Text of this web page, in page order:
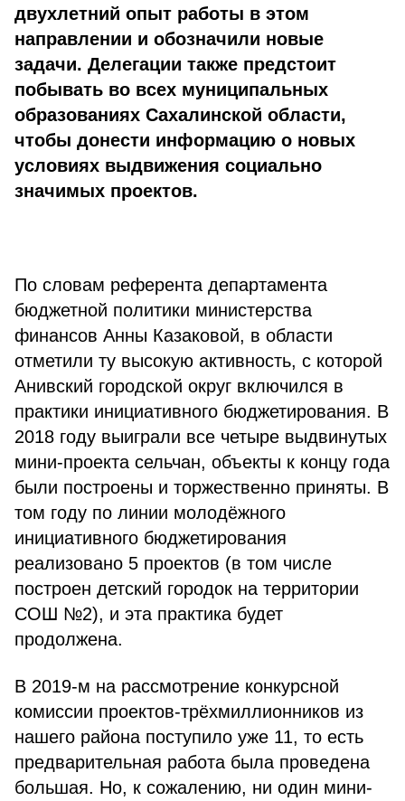
двухлетний опыт работы в этом
направлении и обозначили новые
задачи. Делегации также предстоит
побывать во всех муниципальных
образованиях Сахалинской области,
чтобы донести информацию о новых
условиях выдвижения социально
значимых проектов.
По словам референта департамента
бюджетной политики министерства
финансов Анны Казаковой, в области
отметили ту высокую активность, с которой
Анивский городской округ включился в
практики инициативного бюджетирования. В
2018 году выиграли все четыре выдвинутых
мини-проекта сельчан, объекты к концу года
были построены и торжественно приняты. В
том году по линии молодёжного
инициативного бюджетирования
реализовано 5 проектов (в том числе
построен детский городок на территории
СОШ №2), и эта практика будет
продолжена.
В 2019-м на рассмотрение конкурсной
комиссии проектов-трёхмиллионников из
нашего района поступило уже 11, то есть
предварительная работа была проведена
большая. Но, к сожалению, ни один мини-